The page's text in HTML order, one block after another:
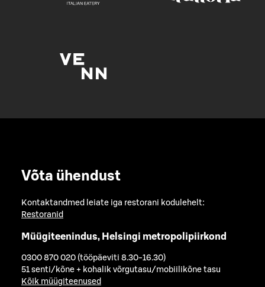
Võta ühendust
Kontaktandmed leiate iga restorani kodulehelt:
Restoranid
Müügiteenindus, Helsingi metropolipiirkond
0300 870 020 (tööpäeviti 8.30-16.30)
51 senti/kõne + kohalik võrgutasu/mobiilikõne tasu
Kõik müügiteenused